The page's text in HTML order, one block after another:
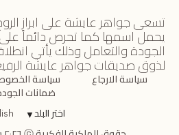
تسعى جواهر عايشة على ابراز
يحمل اسمها كما تحرص دائماً على
الجودة والتعامل وذلك يأتي
لذوق صديقات جواهر عايشة
سياسة الارجاع سياسة
ضمانات
اختر البلد▼